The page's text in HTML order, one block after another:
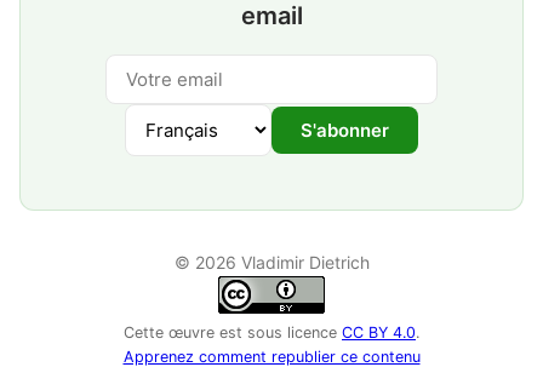
email
S'abonner
© 2026 Vladimir Dietrich
Cette œuvre est sous licence CC BY 4.0.
Apprenez comment republier ce contenu